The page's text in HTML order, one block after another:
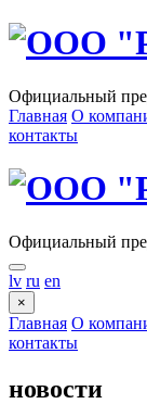
Официальный
Главная О
контакты
Официальный
lv ru en
×
Главная О
контакты
новости